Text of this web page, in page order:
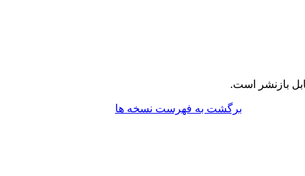
بازنشر است.
برگشت به فهرست نسخه ها